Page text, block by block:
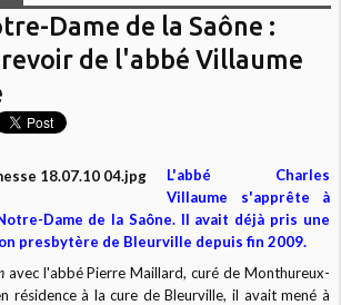
Dame de la Saône :
de l'abbé Villaume
L'abbé Charles
Villaume s'apprête à
Dame de la Saône. Il avait déjà pris une
presbytère de Bleurville depuis fin 2009.
avec l'abbé Pierre Maillard, curé de Monthureux-
résidence à la cure de Bleurville, il avait mené à